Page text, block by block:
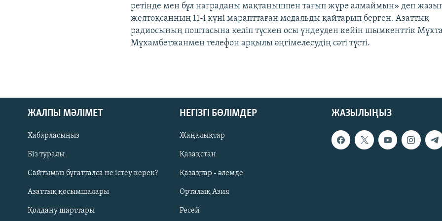
Русский
ЖАЗЫЛЫҢЫЗ
ретінде мен бұл награданы мақтанышпен тағып жүре алмаймын» деп
желтоқсанның 11-і күні марапттаған медальды қайтарып берген. Азаттық
радиосының поштасына келіп түскен осы үндеуден кейін шымкенттік
Мұхамбетжанмен телефон арқылы әңгімелесудің сәті түсті.
ЖАЗЫЛЫҢЫЗ
ЖАЛПЫ МӘЛІМЕТ
Хабарласыңыз
Біз туралы
Сайтымыз бұғатталса не істеу керек?
Азаттық қосымшалары
Қолдану шарттары
НЕГІЗГІ БӨЛІМДЕР
Жаңалықтар
Қазақстан
Қазақтар - әлемде
Орталық Азия
Ресей